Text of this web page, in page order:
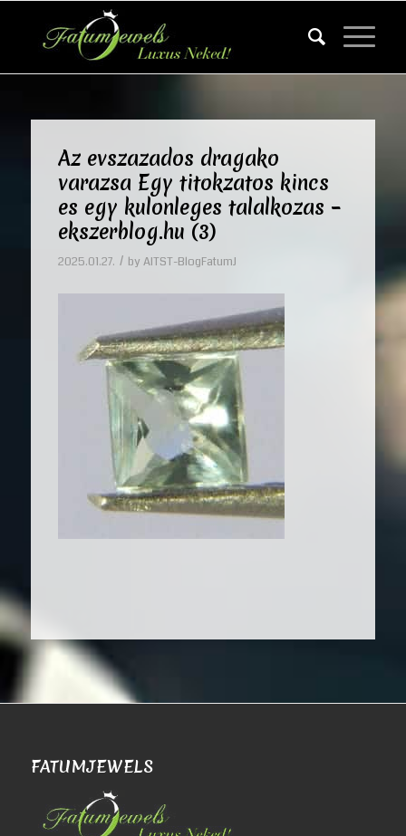
Az evszazados dragako
varazsa Egy titokzatos kincs
es egy kulonleges talalkozas –
ekszerblog.hu (3)
2025.01.27. / by AITST-BlogFatumJ
FATUMJEWELS